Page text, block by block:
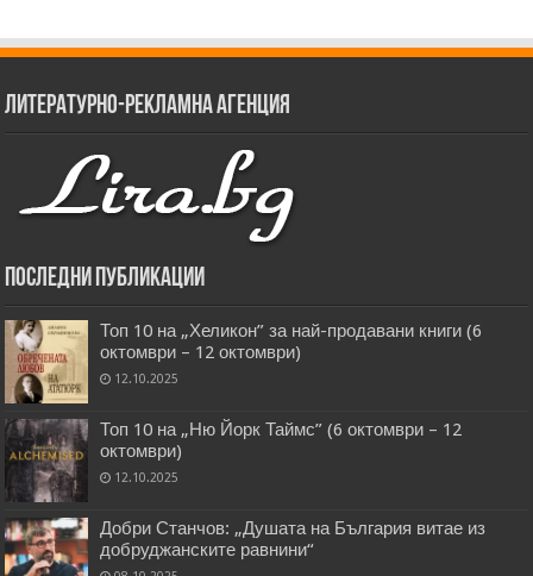
Литературно-рекламна агенция
Последни публикации
Топ 10 на „Хеликон” за най-продавани книги (6
октомври – 12 октомври)
12.10.2025
Топ 10 на „Ню Йорк Таймс” (6 октомври – 12
октомври)
12.10.2025
Добри Станчов: „Душата на България витае из
добруджанските равнини“